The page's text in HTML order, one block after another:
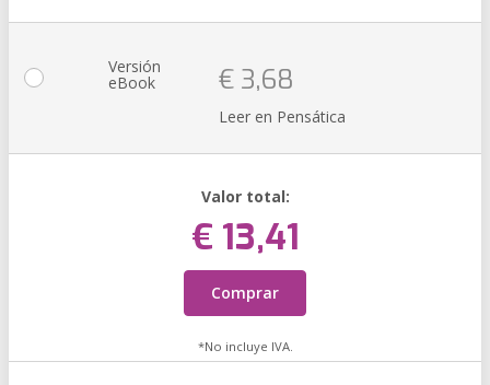
Versión
eBook € 3,68
Leer en Pensática
Valor total:
€ 13,41
Comprar
*No incluye IVA.